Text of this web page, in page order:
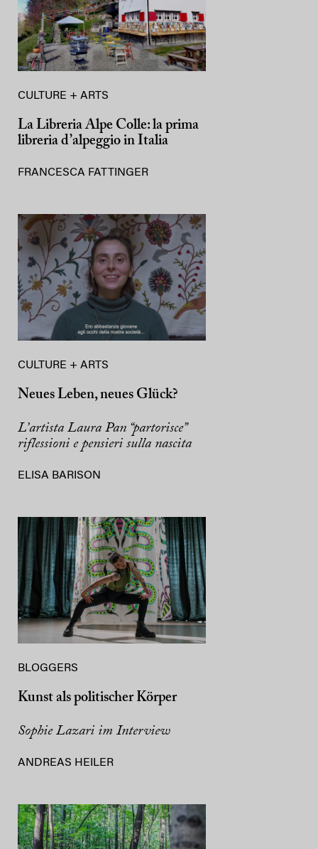
CULTURE + ARTS
La Libreria Alpe Colle: la prima
libreria d’alpeggio in Italia
FRANCESCA FATTINGER
CULTURE + ARTS
Neues Leben, neues Glück?
L’artista Laura Pan “partorisce”
riflessioni e pensieri sulla nascita
ELISA BARISON
BLOGGERS
Kunst als politischer Körper
Sophie Lazari im Interview
ANDREAS HEILER